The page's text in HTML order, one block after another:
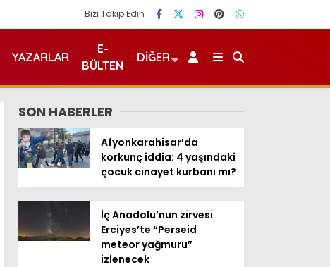
Bizi Takip Edin
YAZARLAR
E-
BÜLTEN
DIĞER
SON HABERLER
Afyonkarahisar’da
korkunç iddia: 4 yaşındaki
çocuk cinayet kurbanı mı?
İç Anadolu’nun zirvesi
Erciyes’te “Perseid
meteor yağmuru”
izlenecek